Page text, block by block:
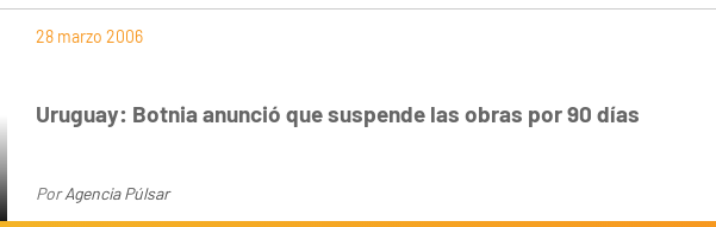
28 marzo 2006
Uruguay: Botnia anunció que suspende las obras por 90 días
PorAgencia Púlsar